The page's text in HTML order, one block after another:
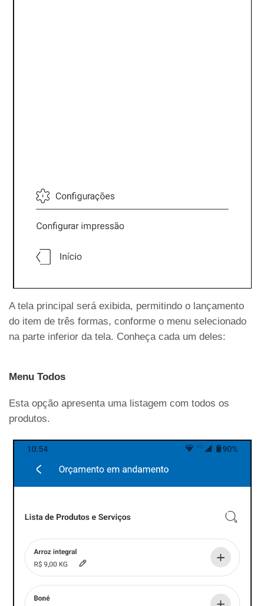
A tela principal será exibida, permitindo o lançamento
do item de três formas, conforme o menu selecionado
na parte inferior da tela. Conheça cada um deles:
Menu Todos
Esta opção apresenta uma listagem com todos os
produtos.